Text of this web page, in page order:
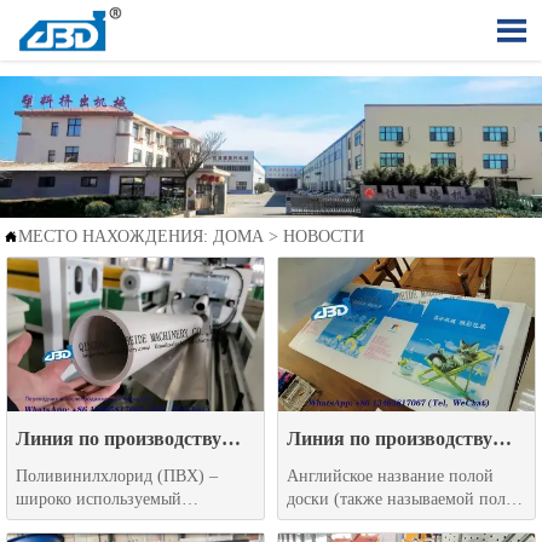

МЕСТО НАХОЖДЕНИЯ: ДОМА > НОВОСТИ
Линия по производству
труб ПВХ
Поливинилхлорид (ПВХ) –
широко используемый
пластиковый материал,
Линия по производству
сотовых листов
Английское название полой
доски (также называемой полой
сетчатой доской, доской